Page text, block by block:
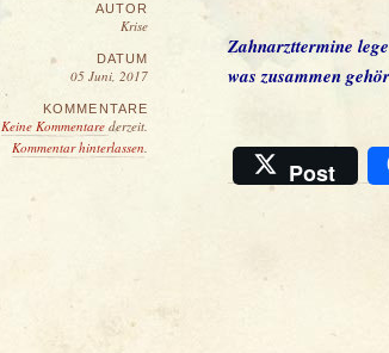
AUTOR
Krise
DATUM
05 Juni, 2017
KOMMENTARE
Keine Kommentare derzeit.
Kommentar hinterlassen.
Zahnarzttermine
was zusammen
Post